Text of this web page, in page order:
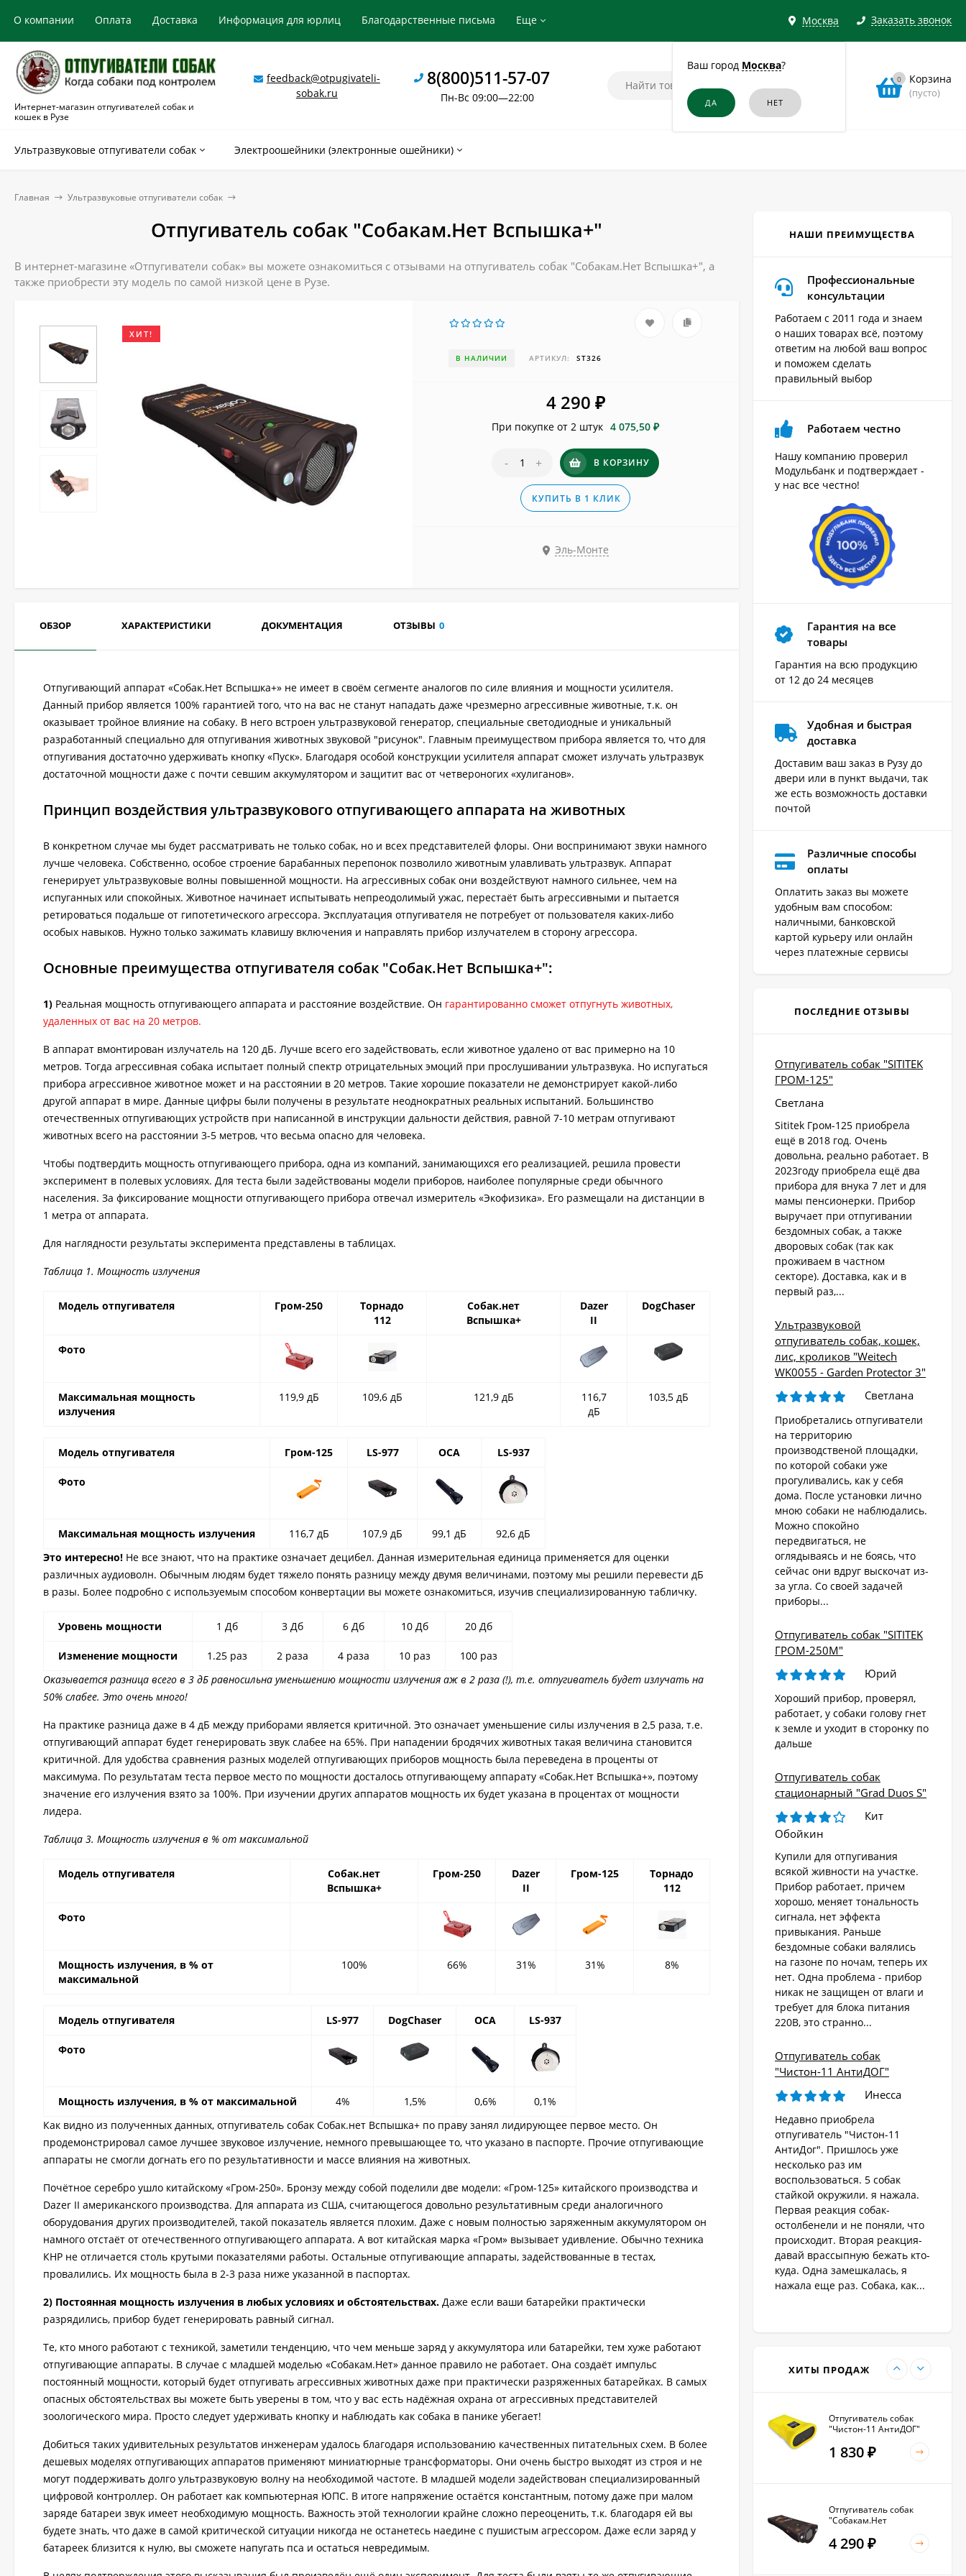
Москва
Ваш город Москва?
Заказать звонок
О компании Оплата Доставка Информация для юрлиц Благодарственные письма Еще
Интернет-магазин отпугивателей собак и
кошек в Рузе
feedback@otpugivateli-
sobak.ru
8(800)511-57-07
Пн-Вс 09:00—22:00
0 Корзина
(пусто)
Ультразвуковые отпугиватели собак Электроошейники (электронные ошейники)
Главная Ультразвуковые отпугиватели собак
Отпугиватель собак "Собакам.Нет Вспышка+"
В интернет-магазине «Отпугиватели собак» вы можете ознакомиться с отзывами на отпугиватель собак "Собакам.Нет Вспышка+", а
также приобрести эту модель по самой низкой цене в Рузе.
ХИТ!
В НАЛИЧИИ АРТИКУЛ: ST326
4 290 ₽
При покупке от 2 штук 4 075,50 ₽
- + В КОРЗИНУ
КУПИТЬ В 1 КЛИК
Эль-Монте
ОБЗОР ХАРАКТЕРИСТИКИ ДОКУМЕНТАЦИЯ ОТЗЫВЫ 0
Отпугивающий аппарат «Собак.Нет Вспышка+» не имеет в своём сегменте аналогов по силе влияния и мощности усилителя.
Данный прибор является 100% гарантией того, что на вас не станут нападать даже чрезмерно агрессивные животные, т.к. он
оказывает тройное влияние на собаку. В него встроен ультразвуковой генератор, специальные светодиодные и уникальный
разработанный специально для отпугивания животных звуковой "рисунок". Главным преимуществом прибора является то, что для
отпугивания достаточно удерживать кнопку «Пуск». Благодаря особой конструкции усилителя аппарат сможет излучать ультразвук
достаточной мощности даже с почти севшим аккумулятором и защитит вас от четвероногих «хулиганов».
Принцип воздействия ультразвукового отпугивающего аппарата на животных
В конкретном случае мы будет рассматривать не только собак, но и всех представителей флоры. Они воспринимают звуки намного
лучше человека. Собственно, особое строение барабанных перепонок позволило животным улавливать ультразвук. Аппарат
генерирует ультразвуковые волны повышенной мощности. На агрессивных собак они воздействуют намного сильнее, чем на
испуганных или спокойных. Животное начинает испытывать непреодолимый ужас, перестаёт быть агрессивными и пытается
ретироваться подальше от гипотетического агрессора. Эксплуатация отпугивателя не потребует от пользователя каких-либо
особых навыков. Нужно только зажимать клавишу включения и направлять прибор излучателем в сторону агрессора.
Основные преимущества отпугивателя собак "Собак.Нет Вспышка+":
1) Реальная мощность отпугивающего аппарата и расстояние воздействие. Он гарантированно сможет отпугнуть животных,
удаленных от вас на 20 метров.
В аппарат вмонтирован излучатель на 120 дБ. Лучше всего его задействовать, если животное удалено от вас примерно на 10
метров. Тогда агрессивная собака испытает полный спектр отрицательных эмоций при прослушивании ультразвука. Но испугаться
прибора агрессивное животное может и на расстоянии в 20 метров. Такие хорошие показатели не демонстрирует какой-либо
другой аппарат в мире. Данные цифры были получены в результате неоднократных реальных испытаний. Большинство
отечественных отпугивающих устройств при написанной в инструкции дальности действия, равной 7-10 метрам отпугивают
животных всего на расстоянии 3-5 метров, что весьма опасно для человека.
Чтобы подтвердить мощность отпугивающего прибора, одна из компаний, занимающихся его реализацией, решила провести
эксперимент в полевых условиях. Для теста были задействованы модели приборов, наиболее популярные среди обычного
населения. За фиксирование мощности отпугивающего прибора отвечал измеритель «Экофизика». Его размещали на дистанции в
1 метра от аппарата.
Для наглядности результаты эксперимента представлены в таблицах.
Таблица 1. Мощность излучения
Модель отпугивателя Гром-250
Торнадо
112
Собак.нет
Вспышка+
Dazer
II
DogChaser
Фото
Максимальная мощность
излучения
119,9 дБ 109,6 дБ 121,9 дБ
116,7
дБ
103,5 дБ
Модель отпугивателя Гром-125 LS-977 ОСА LS-937
Фото
Максимальная мощность излучения 116,7 дБ 107,9 дБ 99,1 дБ
92,6 дБ
Это интересно! Не все знают, что на практике означает децибел. Данная измерительная единица применяется для оценки
различных аудиоволн. Обычным людям будет тяжело понять разницу между двумя величинами, поэтому мы решили перевести дБ
в разы. Более подробно с используемым способом конвертации вы можете ознакомиться, изучив специализированную табличку.
Уровень мощности 1 Дб 3 Дб 6 Дб 10 Дб 20 Дб
Изменение мощности 1.25 раз 2 раза 4 раза 10 раз
100 раз
Оказывается разница всего в 3 дБ равносильна уменьшению мощности излучения аж в 2 раза (!), т.е. отпугиватель будет излучать на
50% слабее. Это очень много!
На практике разница даже в 4 дБ между приборами является критичной. Это означает уменьшение силы излучения в 2,5 раза, т.е.
отпугивающий аппарат будет генерировать звук слабее на 65%. При нападении бродячих животных такая величина становится
критичной. Для удобства сравнения разных моделей отпугивающих приборов мощность была переведена в проценты от
максимума. По результатам теста первое место по мощности досталось отпугивающему аппарату «Собак.Нет Вспышка+», поэтому
значение его излучения взято за 100%. При изучении других аппаратов мощность их будет указана в процентах от мощности
лидера.
Таблица 3. Мощность излучения в % от максимальной
Модель отпугивателя
Собак.нет
Вспышка+
Гром-250
Dazer
II
Гром-125
Торнадо
112
Фото
Мощность излучения, в % от
максимальной
100% 66% 31% 31% 8%
Модель отпугивателя LS-977 DogChaser ОСА LS-937
Фото
Мощность излучения, в % от максимальной 4% 1,5% 0,6%
0,1%
Как видно из полученных данных, отпугиватель собак Собак.нет Вспышка+ по праву занял лидирующее первое место. Он
продемонстрировал самое лучшее звуковое излучение, немного превышающее то, что указано в паспорте. Прочие отпугивающие
аппараты не смогли догнать его по результативности и массе влияния на животных.
Почётное серебро ушло китайскому «Гром-250». Бронзу между собой поделили две модели: «Гром-125» китайского производства и
Dazer II американского производства. Для аппарата из США, считающегося довольно результативным среди аналогичного
оборудования других производителей, такой показатель является плохим. Даже с новым полностью заряженным аккумулятором он
намного отстаёт от отечественного отпугивающего аппарата. А вот китайская марка «Гром» вызывает удивление. Обычно техника
КНР не отличается столь крутыми показателями работы. Остальные отпугивающие аппараты, задействованные в тестах,
провалились. Их мощность была в 2-3 раза ниже указанной в паспортах.
2) Постоянная мощность излучения в любых условиях и обстоятельствах. Даже если ваши батарейки практически
разрядились, прибор будет генерировать равный сигнал.
Те, кто много работают с техникой, заметили тенденцию, что чем меньше заряд у аккумулятора или батарейки, тем хуже работают
отпугивающие аппараты. В случае с младшей моделью «Собакам.Нет» данное правило не работает. Она создаёт импульс
постоянный мощности, который будет отпугивать агрессивных животных даже при практически разряженных батарейках. В самых
опасных обстоятельствах вы можете быть уверены в том, что у вас есть надёжная охрана от агрессивных представителей
зоологического мира. Просто следует удерживать кнопку и наблюдать как собака в панике убегает!
Добиться таких удивительных результатов инженерам удалось благодаря использованию качественных питательных схем. В более
дешевых моделях отпугивающих аппаратов применяют миниатюрные трансформаторы. Они очень быстро выходят из строя и не
могут поддерживать долго ультразвуковую волну на необходимой частоте. В младшей модели задействован специализированный
цифровой контроллер. Он работает как компьютерная ЮПС. В итоге напряжение остаётся константным, потому даже при малом
заряде батареи звук имеет необходимую мощность. Важность этой технологии крайне сложно переоценить, т.к. благодаря ей вы
будете знать, что даже в самой критической ситуации никогда не останетесь наедине с пушистым агрессором. Даже если заряд у
батареек близится к нулю, вы сможете напугать пса и остаться невредимым.
НАШИ ПРЕИМУЩЕСТВА
Профессиональные
консультации
Работаем с 2011 года и знаем
о наших товарах всё, поэтому
ответим на любой ваш вопрос
и поможем сделать
правильный выбор
Работаем честно
Нашу компанию проверил
Модульбанк и подтверждает -
у нас все честно!
Гарантия на все
товары
Гарантия на всю продукцию
от 12 до 24 месяцев
Удобная и быстрая
доставка
Доставим ваш заказ в Рузу до
двери или в пункт выдачи, так
же есть возможность доставки
почтой
Различные способы
оплаты
Оплатить заказ вы можете
удобным вам способом:
наличными, банковской
картой курьеру или онлайн
через платежные сервисы
ПОСЛЕДНИЕ ОТЗЫВЫ
Отпугиватель собак "SITITEK
ГРОМ-125"
Светлана
Sititek Гром-125 приобрела
ещё в 2018 год. Очень
довольна, реально работает. В
2023году приобрела ещё два
прибора для внука 7 лет и для
мамы пенсионерки. Прибор
выручает при отпугивании
бездомных собак, а также
дворовых собак (так как
проживаем в частном
секторе). Доставка, как и в
первый раз,...
Ультразвуковой
отпугиватель собак, кошек,
лис, кроликов "Weitech
WK0055 - Garden Protector 3"
Светлана
Приобретались отпугиватели
на территорию
производственой площадки,
по которой собаки уже
прогуливались, как у себя
дома. После установки лично
мною собаки не наблюдались.
Можно спокойно
передвигаться, не
оглядываясь и не боясь, что
сейчас они вдруг выскочат из-
за угла. Со своей задачей
приборы...
Отпугиватель собак "SITITEK
ГРОМ-250М"
Юрий
Хороший прибор, проверял,
работает, у собаки голову гнет
к земле и уходит в сторонку по
дальше
Отпугиватель собак
стационарный "Grad Duos S"
Кит
Обойкин
Купили для отпугивания
всякой живности на участке.
Прибор работает, причем
хорошо, меняет тональность
сигнала, нет эффекта
привыкания. Раньше
бездомные собаки валялись
на газоне по ночам, теперь их
нет. Одна проблема - прибор
никак не защищен от влаги и
требует для блока питания
220В, это странно...
Отпугиватель собак
"Чистон-11 АнтиДОГ"
Инесса
Недавно приобрела
отпугиватель "Чистон-11
АнтиДог". Пришлось уже
несколько раз им
воспользоваться. 5 собак
стайкой окружили. я нажала.
Первая реакция собак-
остолбенели и не поняли, что
происходит. Вторая реакция-
давай врассыпную бежать кто-
куда. Одна замешкалась, я
нажала еще раз. Собака, как...
ХИТЫ ПРОДАЖ
Стационарный
отпугиватель животных
«AR-2403 Solar»
4 570₽
Ультразвуковой
отпугиватель собак,
кошек, лис, кроликов
Garden Protector 3"
8 690 ₽
Электроошейник для
дрессировки собак
«PET998DB»
3 480₽
Ошейник антилай
1 890₽
Отпугиватель собак
"Чистон-11 АнтиДОГ"
1 830 ₽
Отпугиватель собак
"Собакам.Нет
4 290 ₽